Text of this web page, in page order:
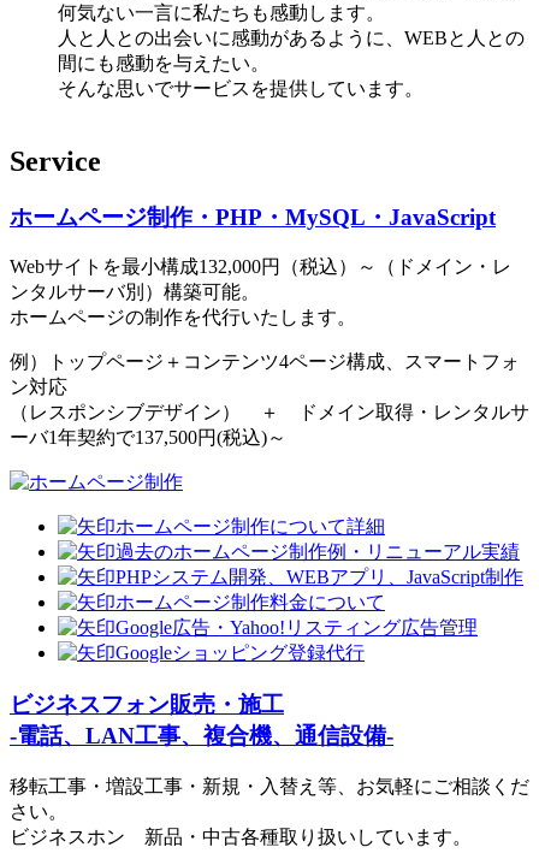
何気ない一言に私たちも感動します。
人と人との出会いに感動があるように、WEBと人との
間にも感動を与えたい。
そんな思いでサービスを提供しています。
Service
ホームページ制作・PHP・MySQL・JavaScript
Webサイトを最小構成132,000円（税込）～（ドメイン・レ
ンタルサーバ別）構築可能。
ホームページの制作を代行いたします。
例）トップページ＋コンテンツ4ページ構成、スマートフォ
ン対応
（レスポンシブデザイン） ＋ ドメイン取得・レンタルサ
ーバ1年契約で137,500円(税込)～
ホームページ制作について詳細
過去のホームページ制作例・リニューアル実績
PHPシステム開発、WEBアプリ、JavaScript制作
ホームページ制作料金について
Google広告・Yahoo!リスティング広告管理
Googleショッピング登録代行
ビジネスフォン販売・施工
-電話、LAN工事、複合機、通信設備-
移転工事・増設工事・新規・入替え等、お気軽にご相談くだ
さい。
ビジネスホン 新品・中古各種取り扱いしています。